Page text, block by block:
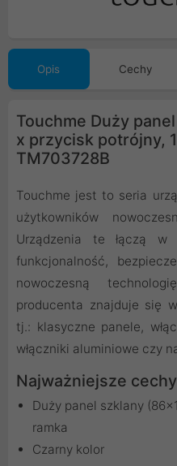
Opis Cechy
Touchme Duży
x przycisk potrójny,
TM703728B
Touchme jest to seria
użytkowników
Urządzenia te łączą w
funkcjonalność,
nowoczesną
producenta znajduje się
tj.: klasyczne panele,
włączniki aluminiowe czy
Najważniejsze cechy
Duży panel szklany
ramka
Czarny kolor